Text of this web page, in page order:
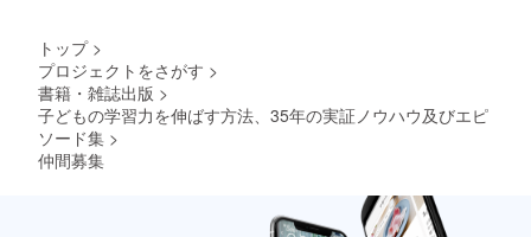
トップ >
プロジェクトをさがす >
書籍・雑誌出版 >
子どもの学習力を伸ばす方法、35年の実証ノウハウ及びエピ
ソード集 >
仲間募集